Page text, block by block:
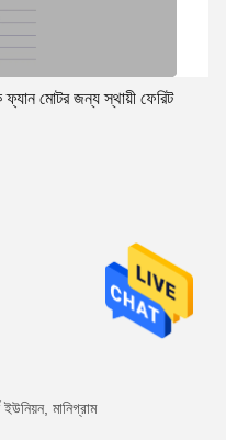
ফ্যান মোটর জন্য স্থায়ী ফেরিট
মানিগ্রাম